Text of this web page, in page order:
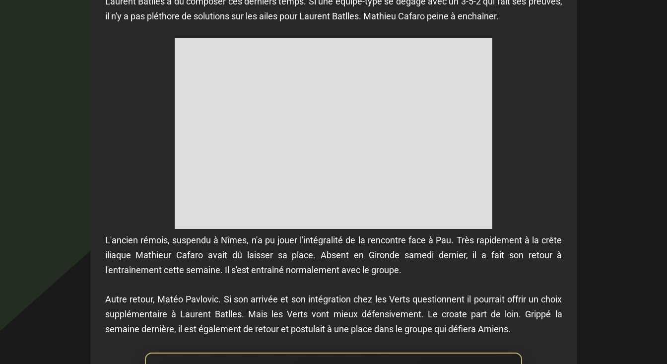
il n'y a pas pléthore de solutions sur les ailes pour Laurent Batlles. Mathieu Cafaro peine à enchaîner.
L'ancien rémois, suspendu à Nîmes, n'a pu jouer l'intégralité de la rencontre face à Pau. Très rapidement à la crête
iliaque Mathieur Cafaro avait dû laisser sa place. Absent en Gironde samedi dernier, il a fait son retour à
l'entraînement cette semaine. Il s'est entraîné normalement avec le groupe.
Autre retour, Matéo Pavlovic. Si son arrivée et son intégration chez les Verts questionnent il pourrait offrir un choix
supplémentaire à Laurent Batlles. Mais les Verts vont mieux défensivement. Le croate part de loin. Grippé la
semaine dernière, il est également de retour et postulait à une place dans le groupe qui défiera Amiens.